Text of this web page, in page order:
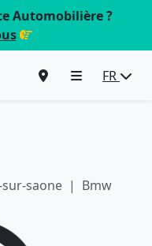
Automobilière ?
FR
saone Bmw